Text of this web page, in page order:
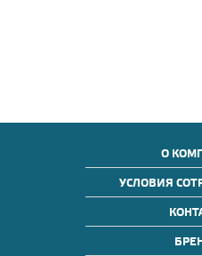
О
УСЛОВИЯ